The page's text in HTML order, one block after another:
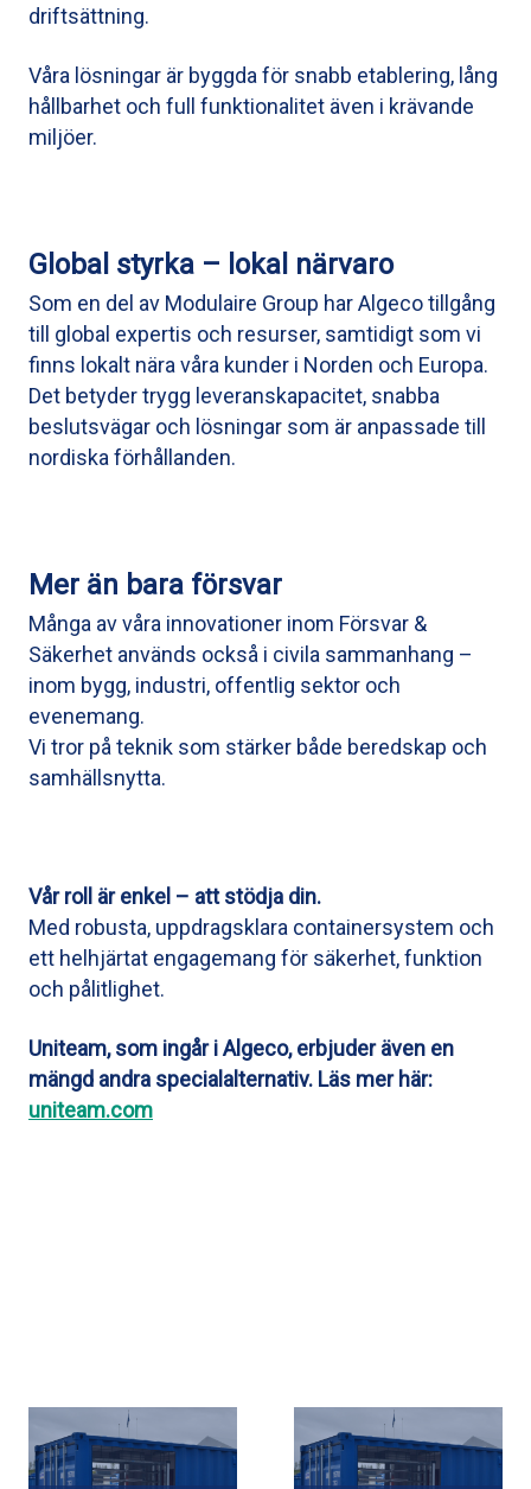
driftsättning.
Våra lösningar är byggda för snabb etablering, lång
hållbarhet och full funktionalitet även i krävande
miljöer.
Global styrka – lokal närvaro
Som en del av Modulaire Group har Algeco tillgång
till global expertis och resurser, samtidigt som vi
finns lokalt nära våra kunder i Norden och Europa.
Det betyder trygg leveranskapacitet, snabba
beslutsvägar och lösningar som är anpassade till
nordiska förhållanden.
Mer än bara försvar
Många av våra innovationer inom Försvar &
Säkerhet används också i civila sammanhang –
inom bygg, industri, offentlig sektor och
evenemang.
Vi tror på teknik som stärker både beredskap och
samhällsnytta.
Vår roll är enkel – att stödja din.
Med robusta, uppdragsklara containersystem och
ett helhjärtat engagemang för säkerhet, funktion
och pålitlighet.
Uniteam, som ingår i Algeco, erbjuder även en
mängd andra specialalternativ. Läs mer här:
uniteam.com